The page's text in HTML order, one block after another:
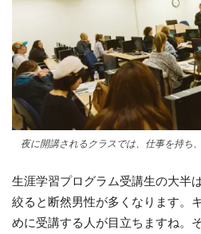
夜に開講されるクラスでは、仕事を持ち
生涯学習プログラム受講生の大半
絞ると断然男性が多くなります。
めに受講する人が目立ちますね。